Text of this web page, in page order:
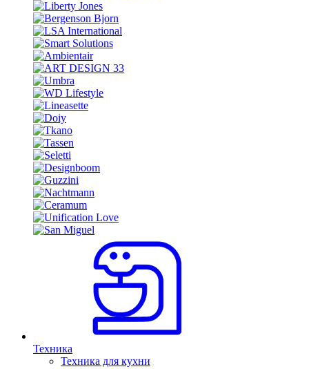
Техника
Техника для кухни